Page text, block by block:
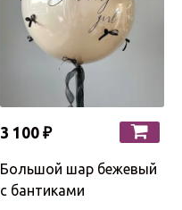
3 100 ₽
Большой шар бежевый
с бантиками